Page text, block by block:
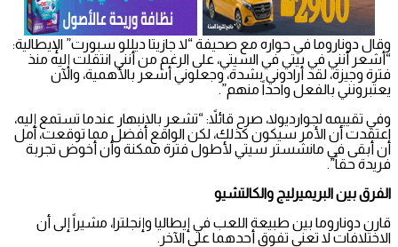
وقال دوناروما في حواره مع صحيفة “لا جازيتا ديللو سبورت” الإيطالية:
“أشعر أنني في بيتي في السيتي، على الرغم من أنني انتقلت إليه منذ
فترة وجيزة، لقد أرادوني بشدة، وجعلوني أشعر بالأهمية، والآن
يعتبرونني بالفعل واحداً منهم”.
وفي تقييمه لجوارديولا، صرح قائلاً: “تشعر بالانبهار عندما تستمع إليه،
اعتقدت أن الأمر سيكون كذلك، لكن الواقع أفضل مما توقعت، آمل
أن أبقى في مانشستر سيتي لأطول فترة ممكنة وأن أخوض تجربة
فريدة حقاً”.
الفرق بين البريميرليج والكالتشيو
قارن دوناروما بين طبيعة اللعب في إيطاليا وإنجلترا، مشيراً إلى أن
الاختلافات لا تعني تفوق أحدهما على الآخر.